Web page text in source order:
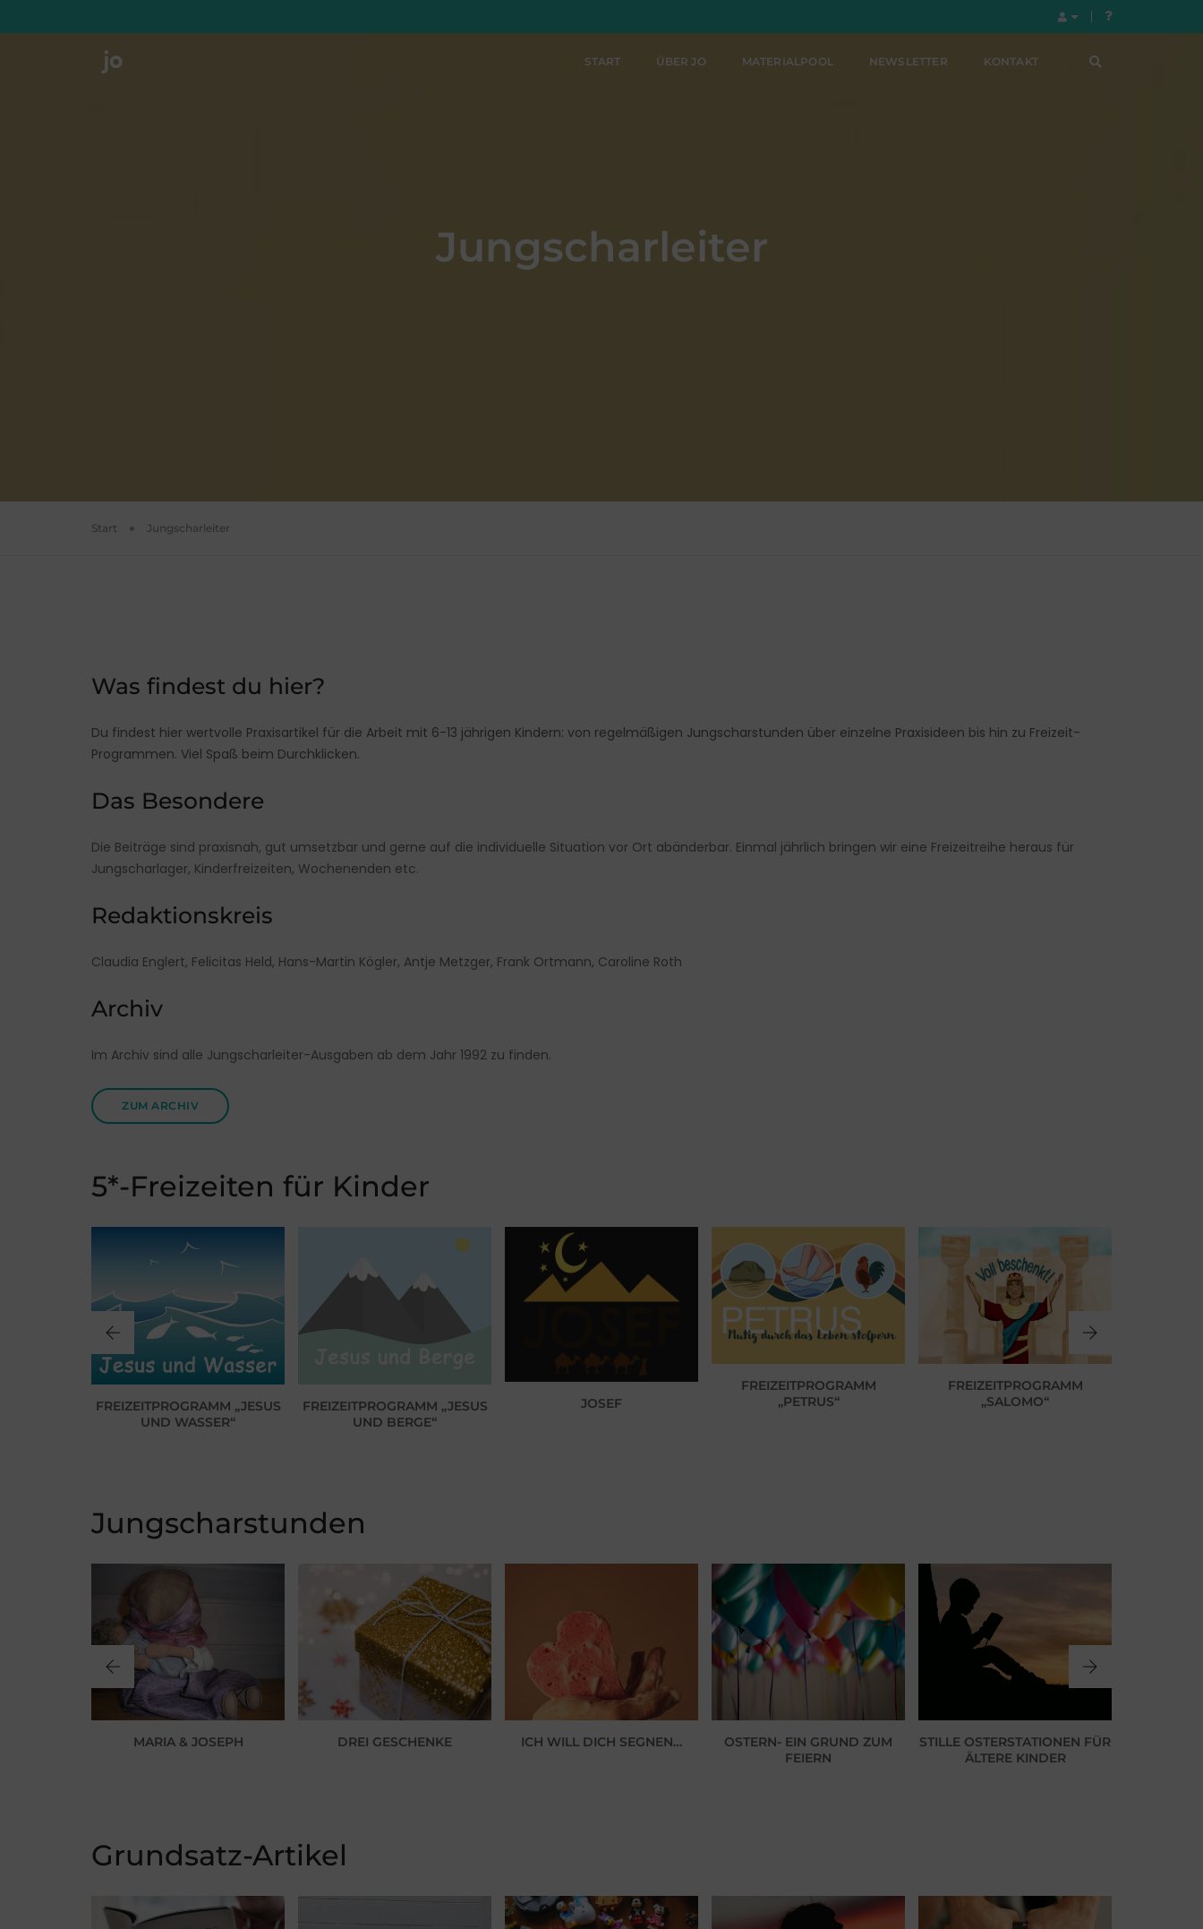
START ÜBER JO MATERIALPOOL NEWSLETTER KONTAKT
Jungscharleiter
Start Jungscharleiter
Was findest du hier?
Du findest hier wertvolle Praxisartikel für die Arbeit mit 6-13 jährigen Kindern: von regelmäßigen Jungscharstunden über einzelne Praxisideen bis hin zu Freizeit-
Programmen. Viel Spaß beim Durchklicken.
Das Besondere
Die Beiträge sind praxisnah, gut umsetzbar und gerne auf die individuelle Situation vor Ort abänderbar. Einmal jährlich bringen wir eine Freizeitreihe heraus für
Jungscharlager, Kinderfreizeiten, Wochenenden etc.
Redaktionskreis
Claudia Englert, Felicitas Held, Hans-Martin Kögler, Antje Metzger, Frank Ortmann, Caroline Roth
Archiv
Im Archiv sind alle Jungscharleiter-Ausgaben ab dem Jahr 1992 zu finden.
ZUM ARCHIV
5*-Freizeiten für Kinder
FREIZEITPROGRAMM „JESUS
UND WASSER“
FREIZEITPROGRAMM „JESUS
UND BERGE“
JOSEF
FREIZEITPROGRAMM
„PETRUS“
FREIZEITPROGRAMM
„SALOMO“
Jungscharstunden
MARIA & JOSEPH DREI GESCHENKE ICH WILL DICH SEGNEN…
OSTERN- EIN GRUND ZUM
FEIERN
STILLE OSTERSTATIONEN FÜR
ÄLTERE KINDER
Grundsatz-Artikel